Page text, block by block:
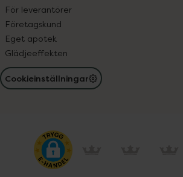
För leverantörer
Företagskund
Eget apotek
Glädjeeffekten
Cookieinställningar